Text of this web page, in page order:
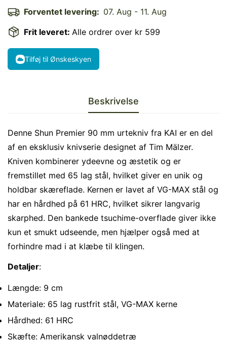
Forventet levering: 07. Aug - 11. Aug
Frit leveret: Alle ordrer over kr 599
Tilføj til Ønskeskyen
Beskrivelse
Denne Shun Premier 90 mm urtekniv fra KAI er en del
af en eksklusiv knivserie designet af Tim Mälzer.
Kniven kombinerer ydeevne og æstetik og er
fremstillet med 65 lag stål, hvilket giver en unik og
holdbar skæreflade. Kernen er lavet af VG-MAX stål og
har en hårdhed på 61 HRC, hvilket sikrer langvarig
skarphed. Den bankede tsuchime-overflade giver ikke
kun et smukt udseende, men hjælper også med at
forhindre mad i at klæbe til klingen.
Detaljer:
Længde: 9 cm
Materiale: 65 lag rustfrit stål, VG-MAX kerne
Hårdhed: 61 HRC
Skæfte: Amerikansk valnøddetræ